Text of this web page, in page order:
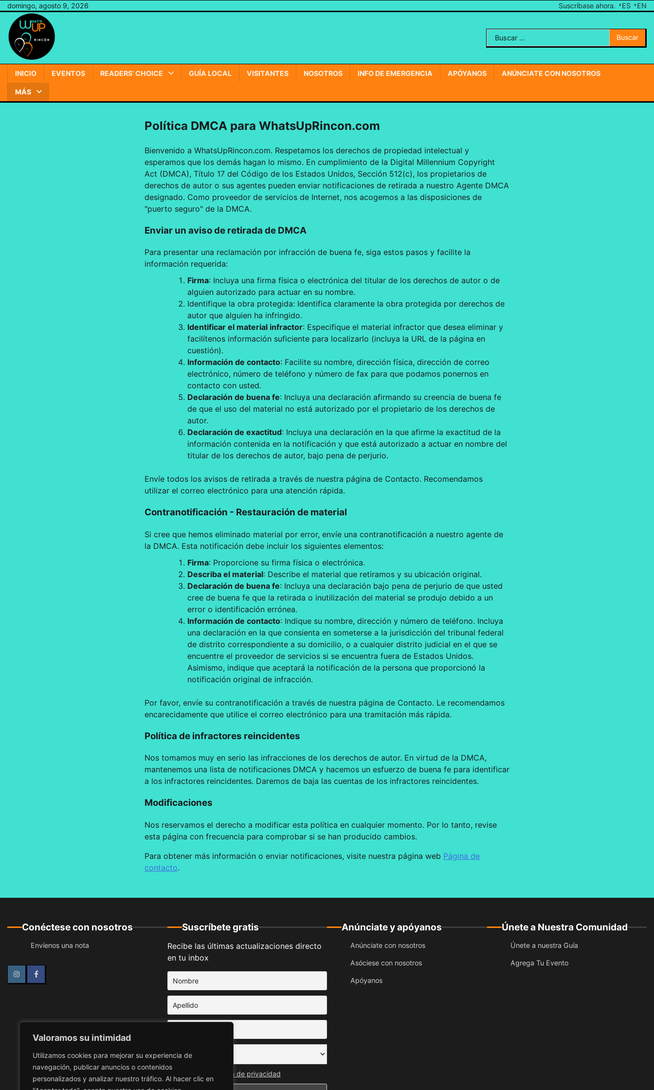
Valoramos su intimidad
Utilizamos cookies para mejorar su experiencia de
navegación, publicar anuncios o contenidos
personalizados y analizar nuestro tráfico. Al hacer clic en
contenido
domingo, agosto 9, 2026 Suscríbase ahora. ES EN
Envíenos
nota
Buscar:
INICIO EVENTOS READERS’ CHOICE GUÍA LOCAL VISITANTES NOSOTROS INFO DE EMERGENCIA APÓYANOS ANÚNCIATE CON NOSOTROS
MÁS
Política DMCA para WhatsUpRincon.com
Bienvenido a WhatsUpRincon.com. Respetamos los derechos de propiedad intelectual y
esperamos que los demás hagan lo mismo. En cumplimiento de la Digital Millennium Copyright
Act (DMCA), Título 17 del Código de los Estados Unidos, Sección 512(c), los propietarios de
derechos de autor o sus agentes pueden enviar notificaciones de retirada a nuestro Agente DMCA
designado. Como proveedor de servicios de Internet, nos acogemos a las disposiciones de
"puerto seguro" de la DMCA.
Enviar un aviso de retirada de DMCA
Para presentar una reclamación por infracción de buena fe, siga estos pasos y facilite la
información requerida:
Firma: Incluya una firma física o electrónica del titular de los derechos de autor o de
alguien autorizado para actuar en su nombre.
Identifique la obra protegida: Identifica claramente la obra protegida por derechos de
autor que alguien ha infringido.
Identificar el material infractor: Especifique el material infractor que desea eliminar y
facilítenos información suficiente para localizarlo (incluya la URL de la página en
cuestión).
Información de contacto: Facilite su nombre, dirección física, dirección de correo
electrónico, número de teléfono y número de fax para que podamos ponernos en
contacto con usted.
Declaración de buena fe: Incluya una declaración afirmando su creencia de buena fe
de que el uso del material no está autorizado por el propietario de los derechos de
autor.
Declaración de exactitud: Incluya una declaración en la que afirme la exactitud de la
información contenida en la notificación y que está autorizado a actuar en nombre del
titular de los derechos de autor, bajo pena de perjurio.
Envíe todos los avisos de retirada a través de nuestra página de Contacto. Recomendamos
utilizar el correo electrónico para una atención rápida.
Contranotificación - Restauración de material
Si cree que hemos eliminado material por error, envíe una contranotificación a nuestro agente de
la DMCA. Esta notificación debe incluir los siguientes elementos:
Firma: Proporcione su firma física o electrónica.
Describa el material: Describe el material que retiramos y su ubicación original.
Declaración de buena fe: Incluya una declaración bajo pena de perjurio de que usted
cree de buena fe que la retirada o inutilización del material se produjo debido a un
error o identificación errónea.
Información de contacto: Indique su nombre, dirección y número de teléfono. Incluya
una declaración en la que consienta en someterse a la jurisdicción del tribunal federal
de distrito correspondiente a su domicilio, o a cualquier distrito judicial en el que se
encuentre el proveedor de servicios si se encuentra fuera de Estados Unidos.
Asimismo, indique que aceptará la notificación de la persona que proporcionó la
notificación original de infracción.
Por favor, envíe su contranotificación a través de nuestra página de Contacto. Le recomendamos
encarecidamente que utilice el correo electrónico para una tramitación más rápida.
Política de infractores reincidentes
Nos tomamos muy en serio las infracciones de los derechos de autor. En virtud de la DMCA,
mantenemos una lista de notificaciones DMCA y hacemos un esfuerzo de buena fe para identificar
a los infractores reincidentes. Daremos de baja las cuentas de los infractores reincidentes.
Modificaciones
Nos reservamos el derecho a modificar esta política en cualquier momento. Por lo tanto, revise
esta página con frecuencia para comprobar si se han producido cambios.
Para obtener más información o enviar notificaciones, visite nuestra página web Página de
contacto.
Conéctese con nosotros
Envíenos una nota
InstagramFacebook
Suscríbete gratis
Recibe las últimas actualizaciones directo
en tu inbox
Acepto la política de privacidad
Anúnciate y apóyanos
Anúnciate con nosotros
Asóciese con nosotros
Apóyanos
Únete a Nuestra Comunidad
Únete a nuestra Guía
Agrega Tu Evento